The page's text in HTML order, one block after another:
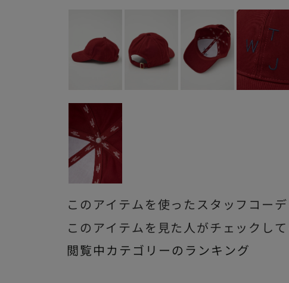
このアイテムを使ったスタッフコー
このアイテムを見た人がチェックし
閲覧中カテゴリーのランキング